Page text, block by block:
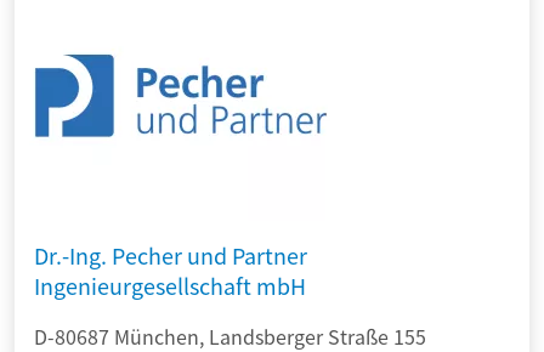
Dr.-Ing. Pecher und Partner
Ingenieurgesellschaft mbH
D-80687 München, Landsberger Straße 155